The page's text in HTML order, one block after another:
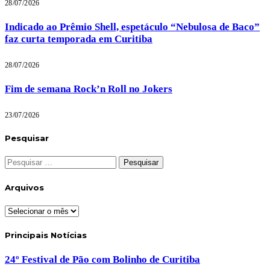
28/07/2026
Indicado ao Prêmio Shell, espetáculo “Nebulosa de Baco”
faz curta temporada em Curitiba
28/07/2026
Fim de semana Rock’n Roll no Jokers
23/07/2026
Pesquisar
Pesquisar
por:
Arquivos
Arquivos
Principais Notícias
24º Festival de Pão com Bolinho de Curitiba